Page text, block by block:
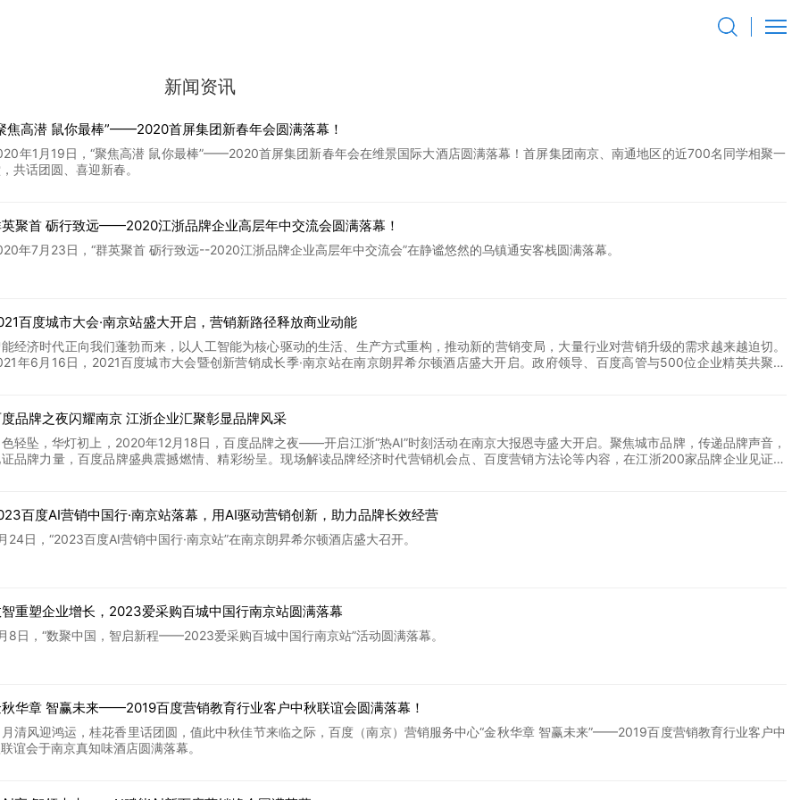
新闻资讯
焦高潜 鼠你最棒”——2020首屏集团新春年会圆满落幕！
日，“聚焦高潜 鼠你最棒”——2020首屏集团新春年会在维景国际大酒店圆满落幕！首屏集团南京、南通地区的近700名同学相聚一
共话团圆、喜迎新春。
聚首 砺行致远——2020江浙品牌企业高层年中交流会圆满落幕！
2020年7月23日，“群英聚首 砺行致远--2020江浙品牌企业高层年中交流会”在静谧悠然的乌镇通安客栈圆满落幕。
百度城市大会·南京站盛大开启，营销新路径释放商业动能
经济时代正向我们蓬勃而来，以人工智能为核心驱动的生活、生产方式重构，推动新的营销变局，大量行业对营销升级的需求越来越迫切。
年6月16日，2021百度城市大会暨创新营销成长季·南京站在南京朗昇希尔顿酒店盛大开启。政府领导、百度高管与500位企业精英共聚一
品牌之夜闪耀南京 江浙企业汇聚彰显品牌风采
轻坠，华灯初上，2020年12月18日，百度品牌之夜——开启江浙“热AI”时刻活动在南京大报恩寺盛大开启。聚焦城市品牌，传递品牌声音，
品牌力量，百度品牌盛典震撼燃情、精彩纷呈。现场解读品牌经济时代营销机会点、百度营销方法论等内容，在江浙200家品牌企业见证下
百度AI营销中国行·南京站落幕，用AI驱动营销创新，助力品牌长效经营
24日，“2023百度AI营销中国行·南京站”在南京朗昇希尔顿酒店盛大召开。
重塑企业增长，2023爱采购百城中国行南京站圆满落幕
8日，“数聚中国，智启新程——2023爱采购百城中国行南京站”活动圆满落幕。
华章 智赢未来——2019百度营销教育行业客户中秋联谊会圆满落幕！
清风迎鸿运，桂花香里话团圆，值此中秋佳节来临之际，百度（南京）营销服务中心“金秋华章 智赢未来”——2019百度营销教育行业客户中
谊会于南京真知味酒店圆满落幕。